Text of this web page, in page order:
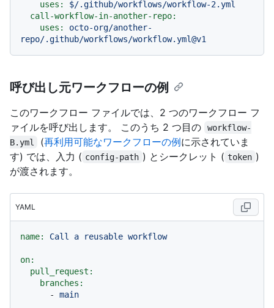
uses:
$/.github/workflows/workflow-2.yml
call-workflow-in-another-repo:
uses:
octo-org/another-
repo/.github/workflows/workflow.yml@v1
呼び出し元ワークフローの例
このワークフロー ファイルでは、2 つのワークフロー フ
ァイルを呼び出します。 このうち 2 つ目の
workflow-
B.yml
(再利用可能なワークフローの例に示されていま
す) では、入力 ( config-path ) とシークレット ( token )
が渡されます。
YAML
name: Call a reusable workflow
on:
pull_request:
branches:
-
main